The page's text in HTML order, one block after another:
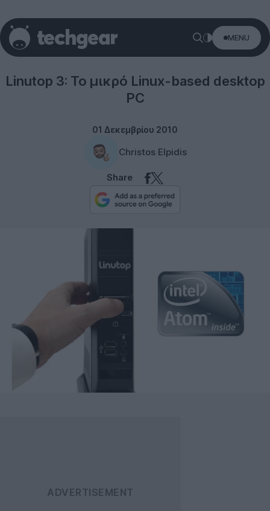
MENU
Linutop 3: Το μικρό Linux-based desktop
PC
01 Δεκεμβρίου 2010
Christos Elpidis
Share